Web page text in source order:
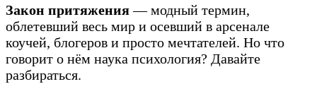
Закон притяжения— модный термин,
облетевший весь мир и осевший в арсенале
коучей, блогеров и просто мечтателей. Но что
говорит о нём наука психология? Давайте
разбираться.